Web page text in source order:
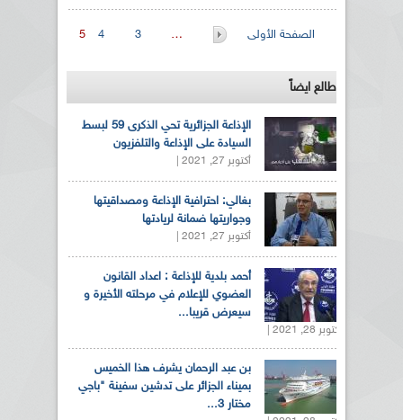
الصفحات
الصفحة الأولى …
3
4
5
طالع ايضاً
الإذاعة الجزائرية تحي الذكرى 59 لبسط
السيادة على الإذاعة والتلفزيون
أكتوبر 27, 2021 |
بغالي: احترافية الإذاعة ومصداقيتها
وجواريتها ضمانة لريادتها
أكتوبر 27, 2021 |
أحمد بلدية للإذاعة : اعداد القانون
العضوي للإعلام في مرحلته الأخيرة و
سيعرض قريبا...
أكتوبر 28, 2021 |
بن عبد الرحمان يشرف هذا الخميس
بميناء الجزائر على تدشين سفينة "باجي
مختار 3...